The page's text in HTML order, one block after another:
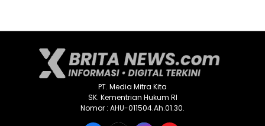
PT. Media Mitra Kita
SK. Kementrian Hukum RI
Nomor : AHU-011504.Ah.01.30.